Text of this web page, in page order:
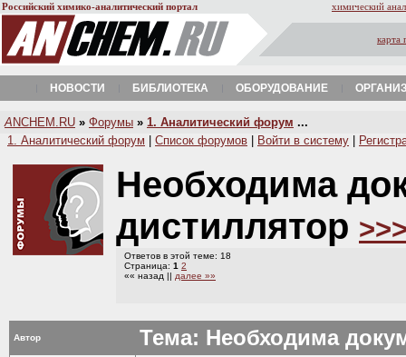
Российский химико-аналитический портал химический
карта
НОВОСТИ БИБЛИОТЕКА ОБОРУДОВАНИЕ
A NCHEM.RU » Форумы » 1. Аналитический форум ...
1. Аналитический форум
Список форумов Войти в систему
Необходима
дистиллятор
Ответов в этой теме: 18
Страница: 1 2
«« назад || далее »»
Автор Тема: Необходима